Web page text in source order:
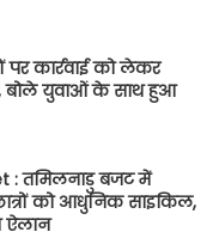
पर कार्रवाई को लेकर
बोले युवाओं के साथ हुआ
: तमिलनाडु बजट में
को आधुनिक साइकिल,
ऐलान